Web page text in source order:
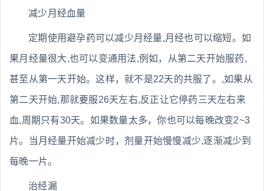
减少月经血量
定期使用避孕药可以减少月经量,月经也可以缩短。如
果月经量很大,也可以变通用法,例如，从第二天开始服药,
甚至从第一天开始。这样，就不是22天的共服了。,如果从
第二天开始,那就要服26天左右,反正让它停药三天左右来
血,周期只有30天。如果数量太多，你也可以每晚改变2~3
片。当月经量开始减少时，剂量开始慢慢减少,逐渐减少到
每晚一片。
治经漏